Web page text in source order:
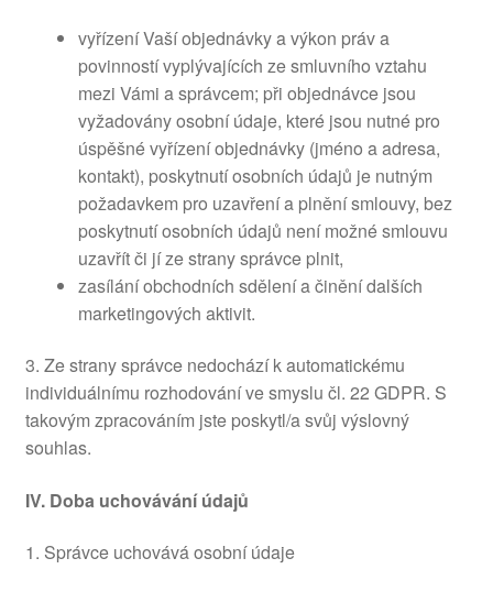
vyřízení Vaší objednávky a výkon práv a
povinností vyplývajících ze smluvního vztahu
mezi Vámi a správcem; při objednávce jsou
vyžadovány osobní údaje, které jsou nutné pro
úspěšné vyřízení objednávky (jméno a adresa,
kontakt), poskytnutí osobních údajů je nutným
požadavkem pro uzavření a plnění smlouvy, bez
poskytnutí osobních údajů není možné smlouvu
uzavřít či jí ze strany správce plnit,
zasílání obchodních sdělení a činění dalších
marketingových aktivit.
3. Ze strany správce nedochází k automatickému
individuálnímu rozhodování ve smyslu čl. 22 GDPR. S
takovým zpracováním jste poskytl/a svůj výslovný
souhlas.
IV. Doba uchovávání údajů
1. Správce uchovává osobní údaje